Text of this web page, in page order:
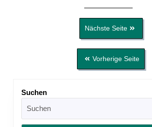
Nächste Seite
Vorherige Seite
Suchen